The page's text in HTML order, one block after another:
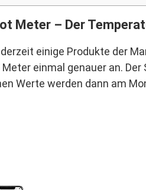
Meter – Der
einige Produkte der
einmal genauer an.
Werte werden dann am